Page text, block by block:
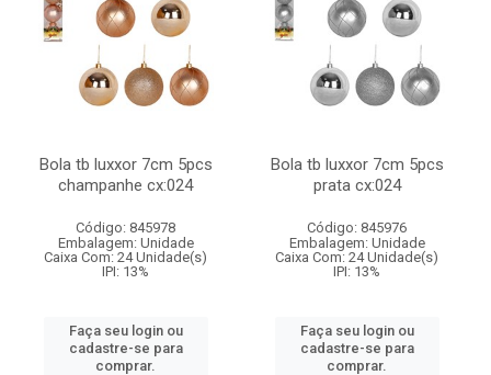
Bola tb luxxor 7cm 5pcs
champanhe cx:024
Código: 845978
Embalagem: Unidade
Caixa Com: 24 Unidade(s)
IPI: 13%
Faça seu login ou
cadastre-se para
comprar.
Bola tb luxxor 7cm 5pcs
prata cx:024
Código: 845976
Embalagem: Unidade
Caixa Com: 24 Unidade(s)
IPI: 13%
Faça seu login ou
cadastre-se para
comprar.